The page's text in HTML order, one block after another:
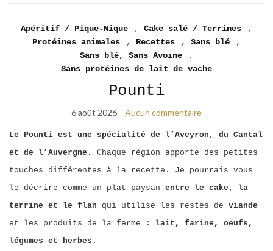
Apéritif / Pique-Nique , Cake salé / Terrines
,
Protéines animales
, Recettes , Sans blé
,
Sans blé, Sans Avoine
,
Sans protéines de lait de vache
Pounti
6 août 2026 Aucun commentaire
Le Pounti est une spécialité de l’Aveyron, du Cantal
et de l’Auvergne . Chaque région apporte des petites
touches différentes à la recette. Je pourrais vous
le décrire comme un plat paysan entre le cake, la
terrine et le flan qui utilise les restes de viande
et les produits de la ferme : lait, farine, oeufs,
légumes et herbes.